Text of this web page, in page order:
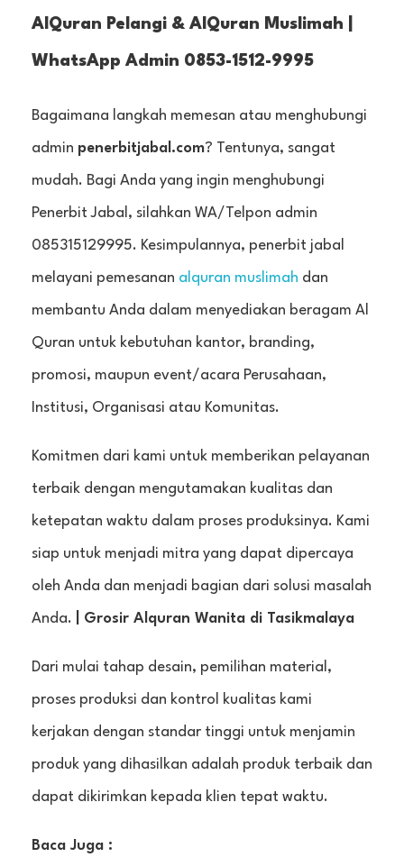
AlQuran Pelangi & AlQuran Muslimah |
WhatsApp Admin 0853-1512-9995
Bagaimana langkah memesan atau menghubungi
admin penerbitjabal.com? Tentunya, sangat
mudah. Bagi Anda yang ingin menghubungi
Penerbit Jabal, silahkan WA/Telpon admin
085315129995. Kesimpulannya, penerbit jabal
melayani pemesanan alquran muslimah dan
membantu Anda dalam menyediakan beragam Al
Quran untuk kebutuhan kantor, branding,
promosi, maupun event/acara Perusahaan,
Institusi, Organisasi atau Komunitas.
Komitmen dari kami untuk memberikan pelayanan
terbaik dengan mengutamakan kualitas dan
ketepatan waktu dalam proses produksinya. Kami
siap untuk menjadi mitra yang dapat dipercaya
oleh Anda dan menjadi bagian dari solusi masalah
Anda. | Grosir Alquran Wanita di Tasikmalaya
Dari mulai tahap desain, pemilihan material,
proses produksi dan kontrol kualitas kami
kerjakan dengan standar tinggi untuk menjamin
produk yang dihasilkan adalah produk terbaik dan
dapat dikirimkan kepada klien tepat waktu.
Baca Juga :